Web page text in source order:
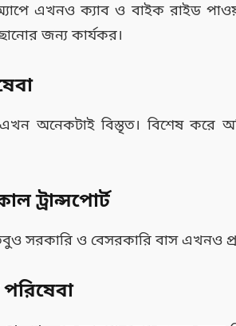
এখনও ক্যাব ও বাইক রাইড
জন্য কার্যকর।
অনেকটাই বিস্তৃত। বিশেষ করে
ট্রান্সপোর্ট
সরকারি ও বেসরকারি বাস এখনও